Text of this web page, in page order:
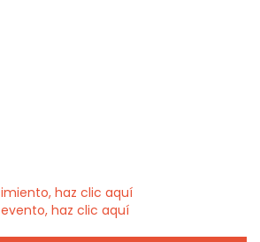
haz clic aquí
haz clic aquí